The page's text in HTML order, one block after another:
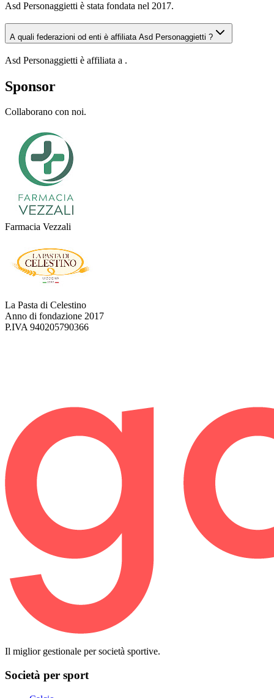
Asd Personaggietti è stata fondata nel 2017.
A quali federazioni od enti è affiliata Asd Personaggietti ?
Asd Personaggietti è affiliata a .
Sponsor
Collaborano con noi.
Farmacia Vezzali
La Pasta di Celestino
Anno di fondazione 2017
P.IVA 940205790366
Il miglior gestionale per società sportive.
Società per sport